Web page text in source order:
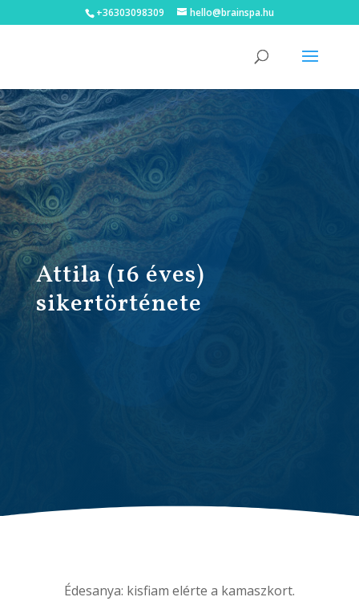
+36303098309 hello@brainspa.hu
Attila (16 éves)
sikertörténete
Édesanya: kisfiam elérte a kamaszkort.